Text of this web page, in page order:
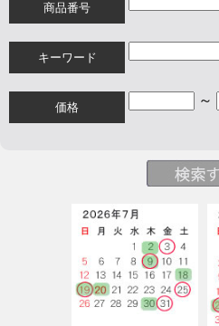
商品番号
キーワード
価格 ～